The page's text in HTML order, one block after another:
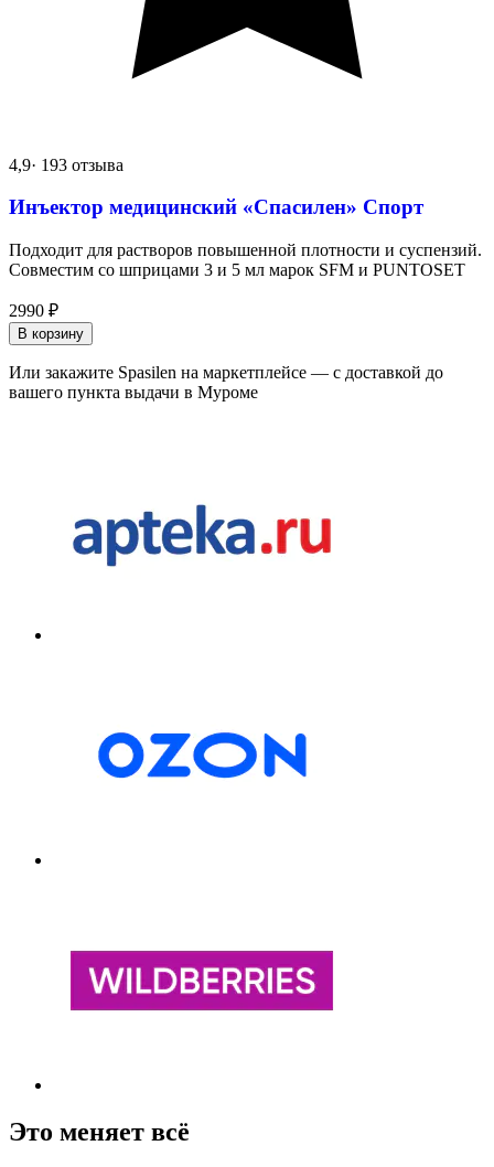
4,9· 193 отзыва
Инъектор медицинский «Спасилен» Спорт
Подходит для растворов повышенной плотности и суспензий.
Совместим со шприцами 3 и 5 мл марок SFM и PUNTOSET
2990 ₽
В корзину
Или закажите Spasilen на маркетплейсе — с доставкой до
вашего пункта выдачи в Муроме
Это меняет всё